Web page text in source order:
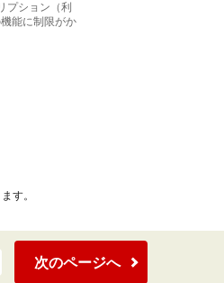
プション（利
能に制限がか
す。
次のページへ